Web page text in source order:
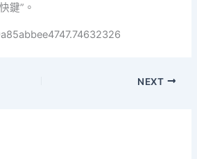
鍵”。
NEXT